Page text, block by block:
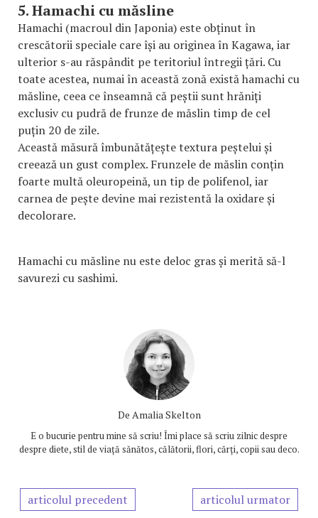
5. Hamachi cu măsline
Hamachi (macroul din Japonia) este obținut în
crescătorii speciale care își au originea în Kagawa, iar
ulterior s-au răspândit pe teritoriul întregii țări. Cu
toate acestea, numai în această zonă există hamachi cu
măsline, ceea ce înseamnă că peștii sunt hrăniți
exclusiv cu pudră de frunze de măslin timp de cel
puțin 20 de zile.
Această măsură îmbunătățește textura peștelui și
creează un gust complex. Frunzele de măslin conțin
foarte multă oleuropeină, un tip de polifenol, iar
carnea de pește devine mai rezistentă la oxidare și
decolorare.
Hamachi cu măsline nu este deloc gras și merită să-l
savurezi cu sashimi.
De Amalia Skelton
E o bucurie pentru mine să scriu! Îmi place să scriu zilnic despre
despre diete, stil de viață sănătos, călătorii, flori, cărți, copii sau deco.
articolul precedent articolul urmator